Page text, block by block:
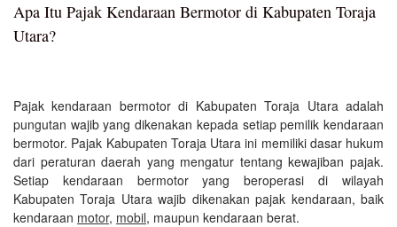
Apa Itu Pajak Kendaraan Bermotor di Kabupaten Toraja
Utara?
Pajak kendaraan bermotor di Kabupaten Toraja Utara adalah
pungutan wajib yang dikenakan kepada setiap pemilik kendaraan
bermotor. Pajak Kabupaten Toraja Utara ini memiliki dasar hukum
dari peraturan daerah yang mengatur tentang kewajiban pajak.
Setiap kendaraan bermotor yang beroperasi di wilayah
Kabupaten Toraja Utara wajib dikenakan pajak kendaraan, baik
kendaraan motor, mobil, maupun kendaraan berat.